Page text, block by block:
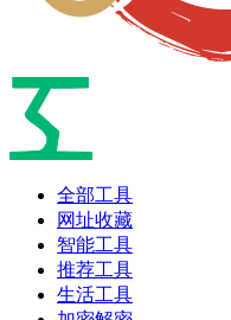
全部工具
网址收藏
智能工具
推荐工具
生活工具